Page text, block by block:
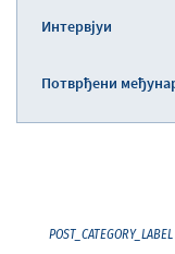
Интервјуи
Потврђени
POST_CATEGORY_LABEL